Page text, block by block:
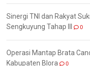
Sinergi TNI dan Rakyat
Sengkuyung Tahap III
0
Operasi Mantap Brata
Kabupaten Blora
0